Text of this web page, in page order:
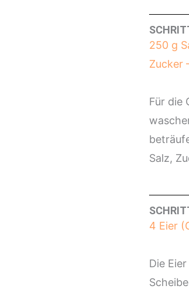
250 g
Zucker
Für die
Salz,
4 Eier
Die